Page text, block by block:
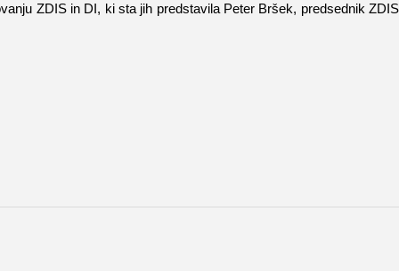
ZDIS in DI, ki sta jih predstavila Peter Bršek, predsednik ZDIS